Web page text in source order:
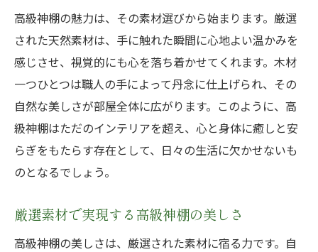
高級神棚の魅力は、その素材選びから始まります。厳選
された天然素材は、手に触れた瞬間に心地よい温かみを
感じさせ、視覚的にも心を落ち着かせてくれます。木材
一つひとつは職人の手によって丹念に仕上げられ、その
自然な美しさが部屋全体に広がります。このように、高
級神棚はただのインテリアを超え、心と身体に癒しと安
らぎをもたらす存在として、日々の生活に欠かせないも
のとなるでしょう。
厳選素材で実現する高級神棚の美しさ
高級神棚の美しさは、厳選された素材に宿る力です。自